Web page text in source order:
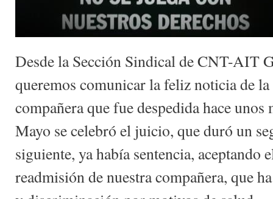
Desde la Sección Sindical de CNT-AIT
queremos comunicar la feliz noticia de
compañera que fue despedida hace unos
Mayo se celebró el juicio, que duró un
siguiente, ya había sentencia, aceptando
readmisión de nuestra compañera, que